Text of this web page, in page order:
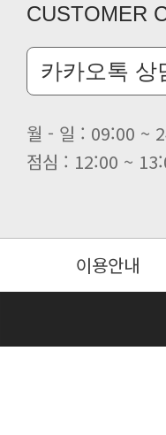
CUSTOMER
카카오톡 상
월 - 일 : 09:00 ~
점심 : 12:00 ~
이용안내